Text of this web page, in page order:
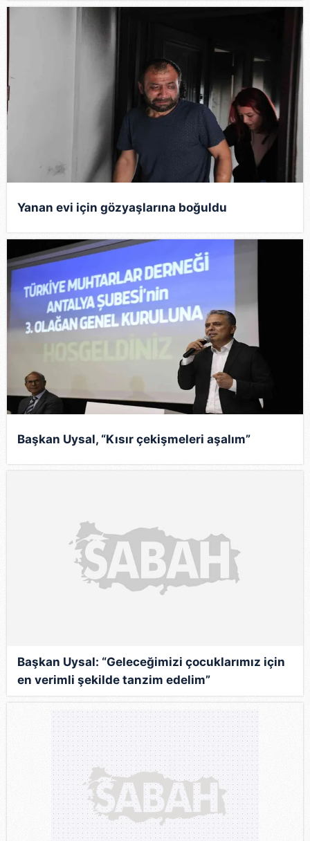
Yanan evi için gözyaşlarına boğuldu
Başkan Uysal, “Kısır çekişmeleri aşalım”
Başkan Uysal: “Geleceğimizi çocuklarımız için
en verimli şekilde tanzim edelim”